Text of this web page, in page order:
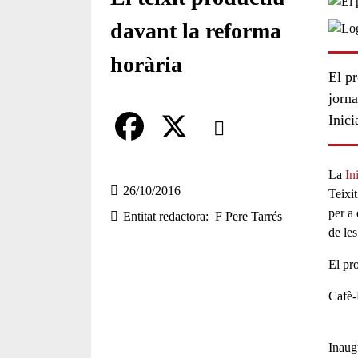
davant la reforma
horària
Comparteix
a
c
26/10/2016
Entitat redactora
F Pere Tarrés
El
La
per a
de
El